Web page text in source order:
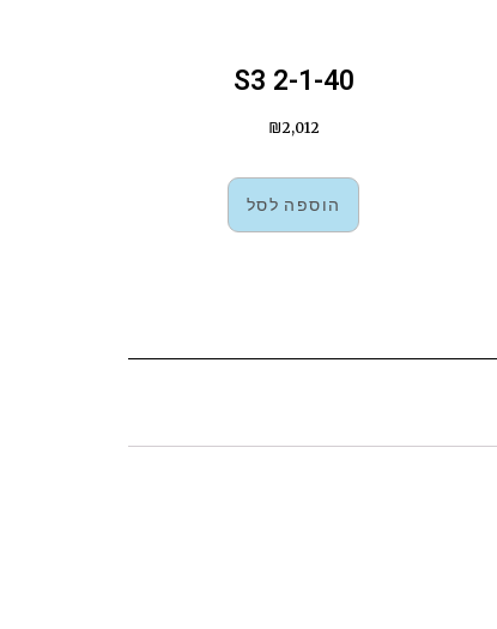
S3 2-1-40
₪2,012
הוספה לסל